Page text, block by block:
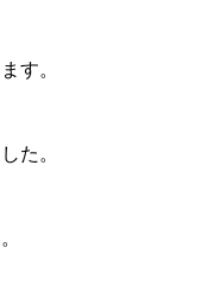
す。
た。